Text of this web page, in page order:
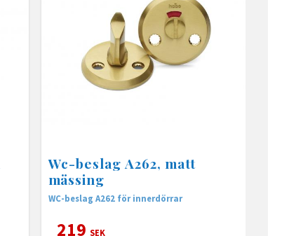
Wc-beslag A262, matt
mässing
WC-beslag A262 för innerdörrar
219 SEK